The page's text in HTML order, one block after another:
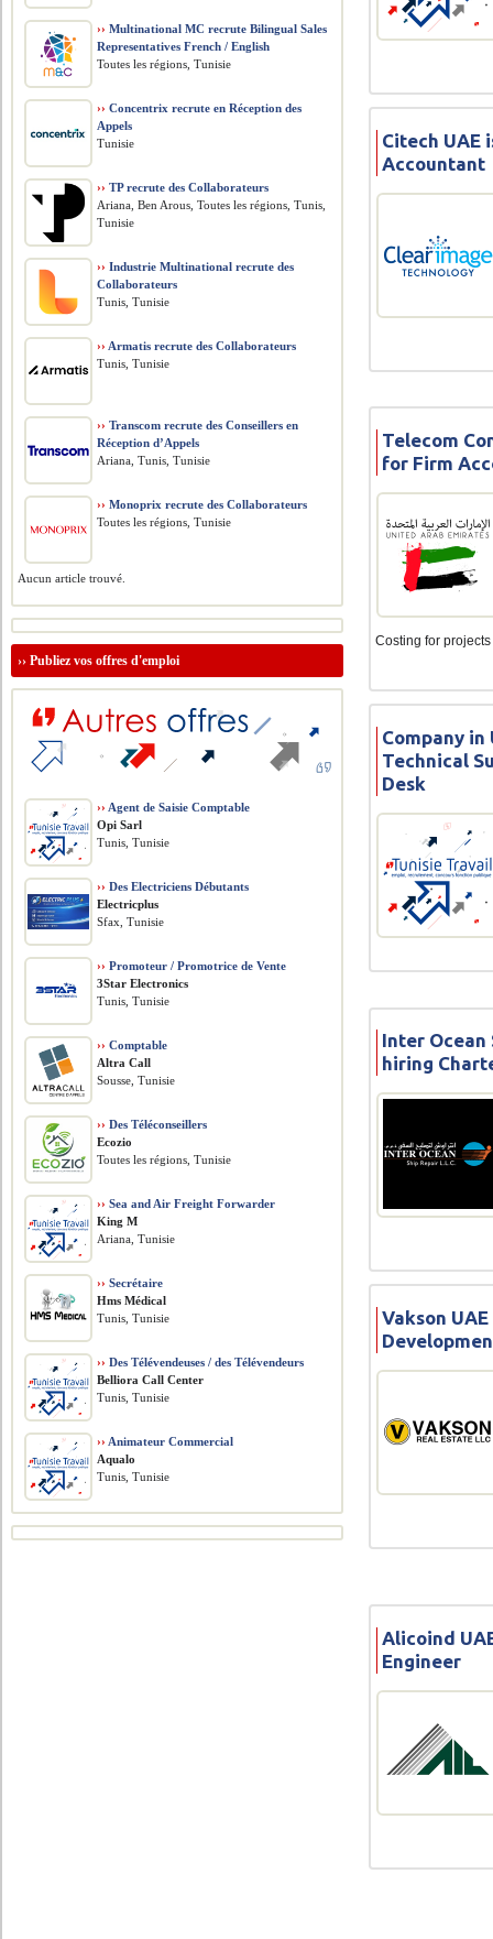
Citech UAE
Accountant
Telecom
for Firm
Costing for projects
Company in
Technical
Desk
Inter Ocean
hiring
Vakson
Alicoind
Engineer
›› Multinational MC recrute Bilingual Sales
Representatives French / English
Toutes les régions, Tunisie
›› Concentrix recrute en Réception des
Appels
Tunisie
›› TP recrute des Collaborateurs
Ariana, Ben Arous, Toutes les régions, Tunis,
Tunisie
›› Industrie Multinational recrute des
Collaborateurs
Tunis, Tunisie
›› Armatis recrute des Collaborateurs
Tunis, Tunisie
›› Transcom recrute des Conseillers en
Réception d’Appels
Ariana, Tunis, Tunisie
›› Monoprix recrute des Collaborateurs
Toutes les régions, Tunisie
Aucun article trouvé.
››Publiez vos offres d'emploi
›› Agent de Saisie Comptable
Opi Sarl
Tunis, Tunisie
›› Des Electriciens Débutants
Electricplus
Sfax, Tunisie
›› Promoteur / Promotrice de Vente
3Star Electronics
Tunis, Tunisie
›› Comptable
Altra Call
Sousse, Tunisie
›› Des Téléconseillers
Ecozio
Toutes les régions, Tunisie
›› Sea and Air Freight Forwarder
King M
Ariana, Tunisie
›› Secrétaire
Hms Médical
Tunis, Tunisie
›› Des Télévendeuses / des Télévendeurs
Belliora Call Center
Tunis, Tunisie
›› Animateur Commercial
Aqualo
Tunis, Tunisie